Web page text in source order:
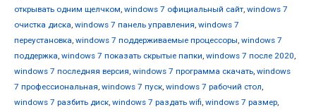
открывать одним щелчком, windows 7 официальный сайт, windows 7
очистка диска, windows 7 панель управления, windows 7
переустановка, windows 7 поддерживаемые процессоры, windows 7
поддержка, windows 7 показать скрытые папки, windows 7 после 2020,
windows 7 последняя версия, windows 7 программа скачать, windows
7 профессиональная, windows 7 пуск, windows 7 рабочий стол,
windows 7 разбить диск, windows 7 раздать wifi, windows 7 размер,